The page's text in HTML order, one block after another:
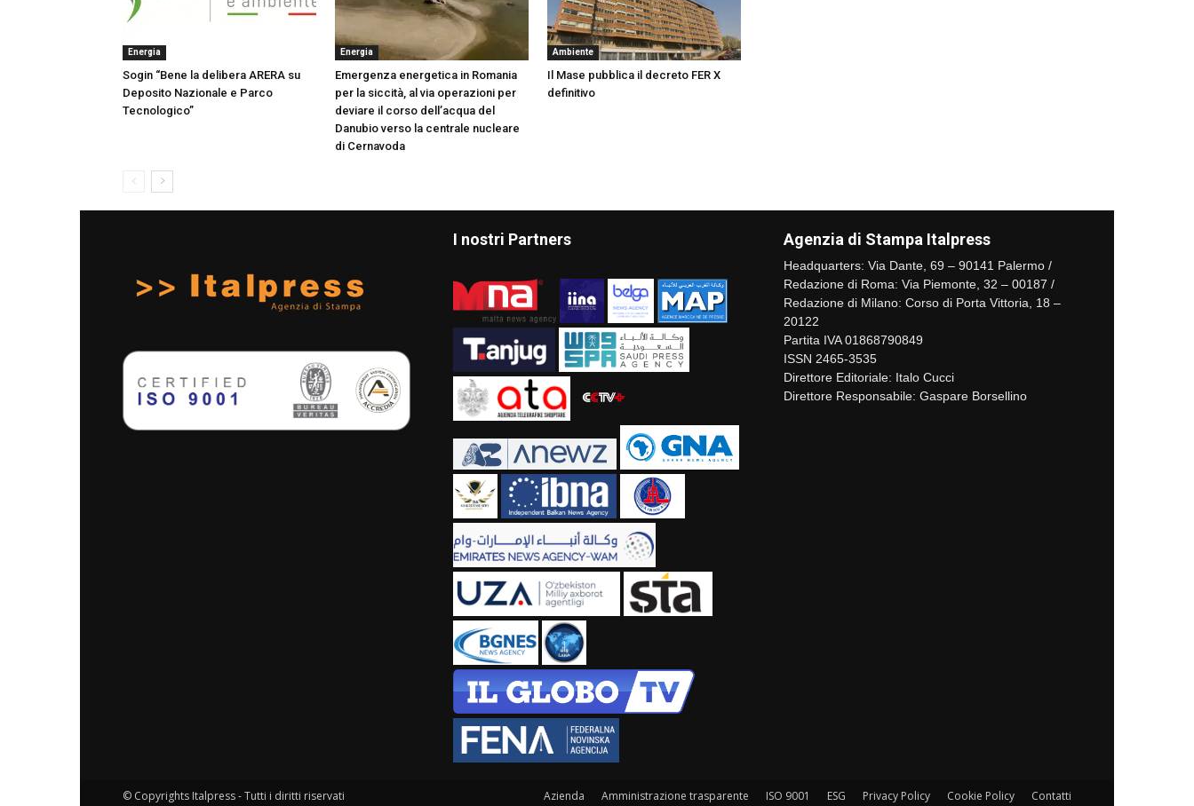
Energia
Sogin “Bene la delibera ARERA su
Deposito Nazionale e Parco
Tecnologico”
Energia
Emergenza energetica in Romania
per la siccità, al via operazioni per
deviare il corso dell’acqua del
Danubio verso la centrale nucleare
di Cernavoda
Ambiente
Il Mase pubblica il decreto FER X
definitivo
I nostri Partners Agenzia di Stampa Italpress
Headquarters: Via Dante, 69 – 90141 Palermo /
Redazione di Roma: Via Piemonte, 32 – 00187 /
Redazione di Milano: Corso di Porta Vittoria, 18 –
20122
Partita IVA 01868790849
ISSN 2465-3535
Direttore Editoriale: Italo Cucci
Direttore Responsabile: Gaspare Borsellino
Azienda Amministrazione trasparente ISO 9001 ESG Privacy Policy Cookie Policy Contatti
© Copyrights Italpress - Tutti i diritti riservati